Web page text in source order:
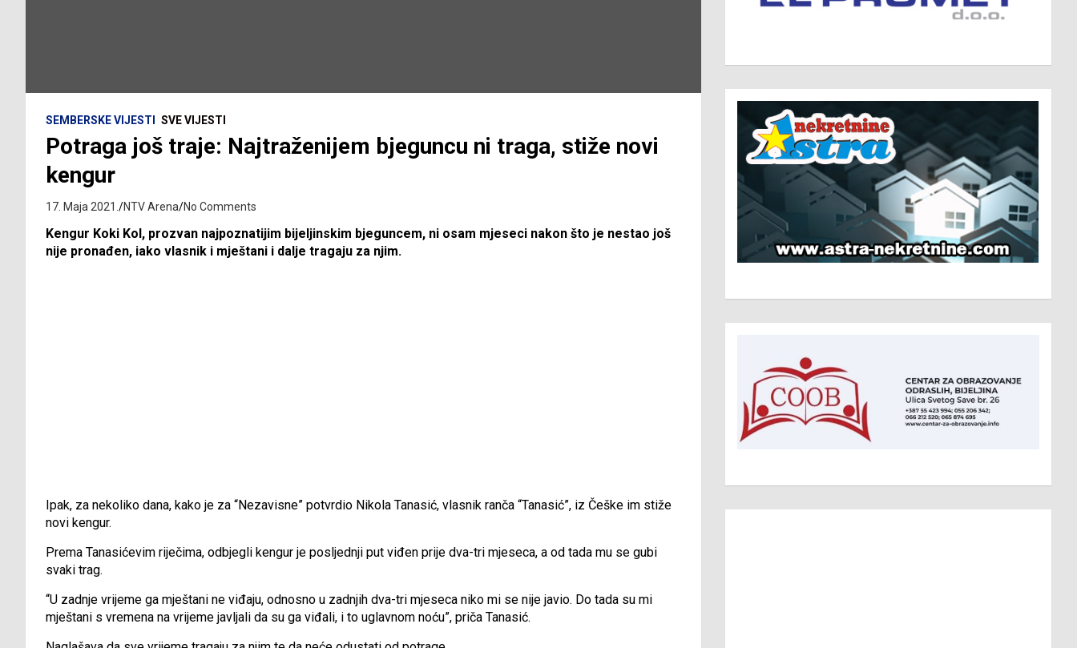
SEMBERSKE VIJESTI SVE VIJESTI
Potraga još traje: Najtraženijem bjeguncu ni traga, stiže novi
kengur
17. Maja 2021. NTV Arena No Comments
Kengur Koki Kol, prozvan najpoznatijim bijeljinskim bjeguncem, ni osam mjeseci nakon što je nestao još
nije pronađen, iako vlasnik i mještani i dalje tragaju za njim.
Ipak, za nekoliko dana, kako je za “Nezavisne” potvrdio Nikola Tanasić, vlasnik ranča “Tanasić”, iz Češke im stiže
novi kengur.
Prema Tanasićevim riječima, odbjegli kengur je posljednji put viđen prije dva-tri mjeseca, a od tada mu se gubi
svaki trag.
“U zadnje vrijeme ga mještani ne viđaju, odnosno u zadnjih dva-tri mjeseca niko mi se nije javio. Do tada su mi
mještani s vremena na vrijeme javljali da su ga viđali, i to uglavnom noću”, priča Tanasić.